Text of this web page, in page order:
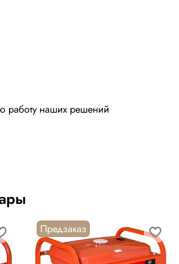
работу наших решений
Предзаказ